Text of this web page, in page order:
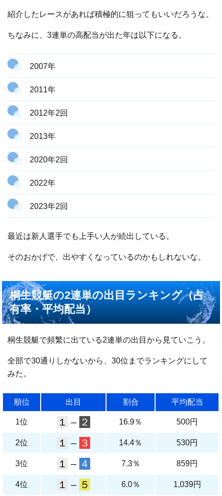
紹介したレースがあれば積極的に狙ってもいいだろうな。
ちなみに、3連単の高配当が出た年は以下になる。
2007年
2011年
2012年2回
2013年
2020年2回
2022年
2023年2回
最近は新人選手でも上手い人が続出している。
そのおかげで、出やすくなっているのかもしれないな。
桐生競艇の2連単の出目ランキング（占
有率・平均配当）
桐生競艇で頻繁に出ている2連単の出目から見ていこう。
全部で30通りしかないから、30位までランキングにして
みた。
順位 出目 割合 平均配当
1位 １ – ２ 16.9％ 500円
2位 １ – ３ 14.4％ 530円
3位 １ – ４ 7.3％ 859円
4位 １ – ５ 6.0％ 1,039円